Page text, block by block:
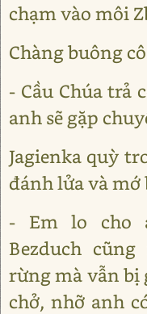
chạm vào môi
Chàng buông
- Cầu Chúa trả
anh sẽ gặp
Jagienka quỳ
đánh lửa và mớ
- Em lo cho
Bezduch
rừng mà vẫn bị
chở, nhỡ anh